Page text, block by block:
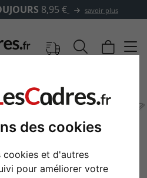
des cookies
cookies et d'autres
pour améliorer votre
8,95 € savoir plus